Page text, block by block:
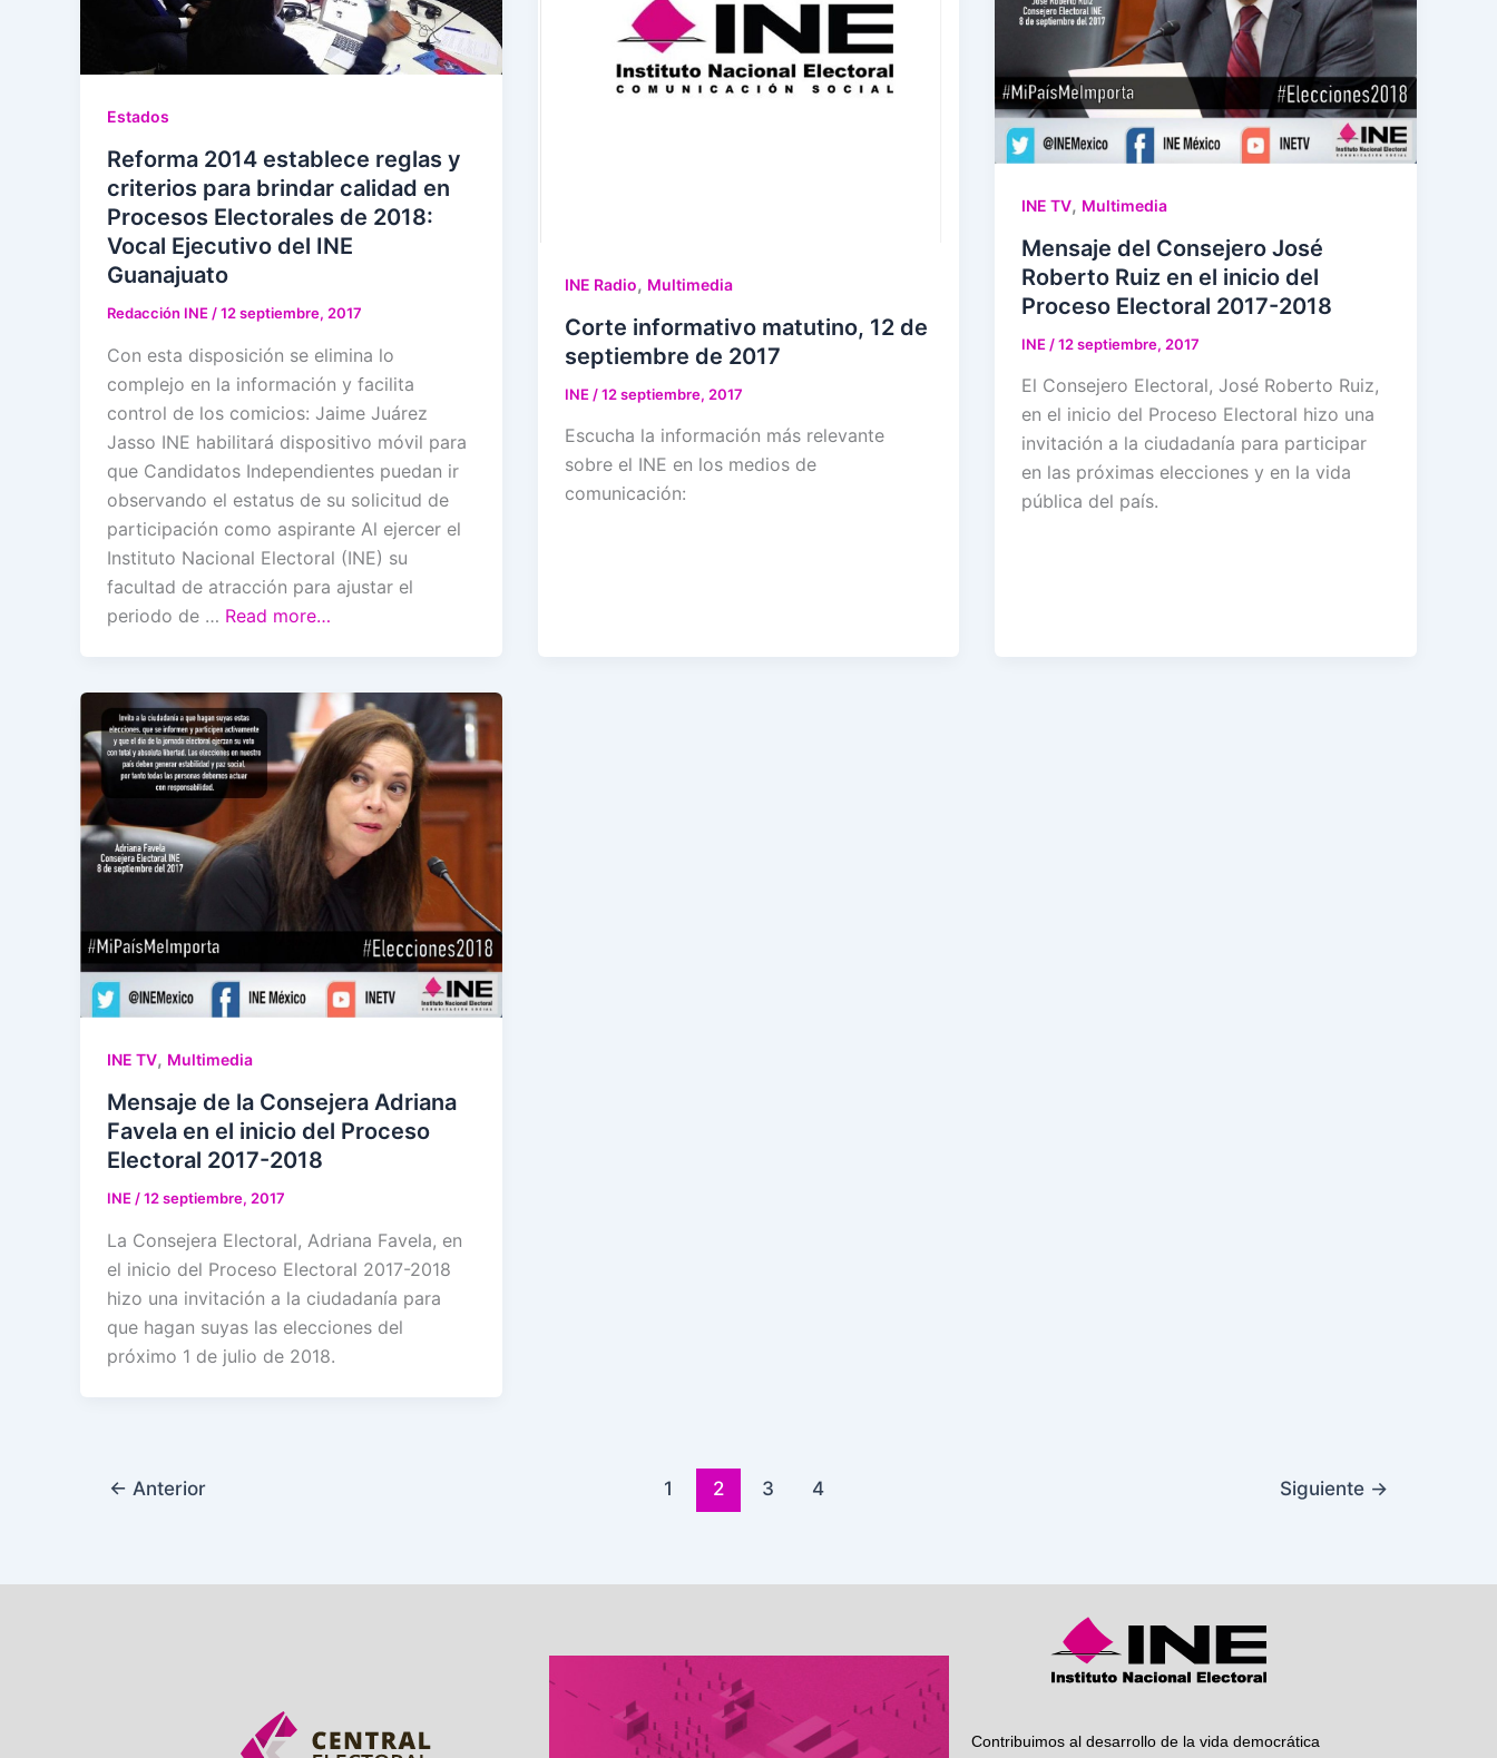
Estados
Reforma 2014 establece reglas y
criterios para brindar calidad en
Procesos Electorales de 2018:
Vocal Ejecutivo del INE
Guanajuato
Redacción INE /12 septiembre, 2017
Con esta disposición se elimina lo
complejo en la información y facilita
control de los comicios: Jaime Juárez
Jasso INE habilitará dispositivo móvil para
que Candidatos Independientes puedan ir
observando el estatus de su solicitud de
participación como aspirante Al ejercer el
Instituto Nacional Electoral (INE) su
facultad de atracción para ajustar el
periodo de … Read more…
INE Radio, Multimedia
Corte informativo matutino, 12 de
septiembre de 2017
INE /12 septiembre, 2017
Escucha la información más relevante
sobre el INE en los medios de
comunicación:
INE TV, Multimedia
Mensaje del Consejero José
Roberto Ruiz en el inicio del
Proceso Electoral 2017-2018
INE /12 septiembre, 2017
El Consejero Electoral, José Roberto Ruiz,
en el inicio del Proceso Electoral hizo una
invitación a la ciudadanía para participar
en las próximas elecciones y en la vida
pública del país.
INE TV, Multimedia
Mensaje de la Consejera Adriana
Favela en el inicio del Proceso
Electoral 2017-2018
INE /12 septiembre, 2017
La Consejera Electoral, Adriana Favela, en
el inicio del Proceso Electoral 2017-2018
hizo una invitación a la ciudadanía para
que hagan suyas las elecciones del
próximo 1 de julio de 2018.
← Anterior 1 2 3 4 Siguiente →
Contribuimos al desarrollo de la vida democrática